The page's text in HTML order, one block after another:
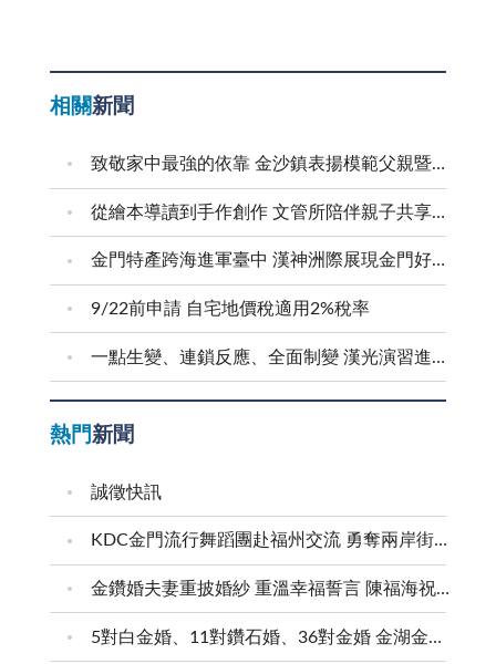
相關新聞
致敬家中最強的依靠 金沙鎮表揚模範父親暨新好爸爸
從繪本導讀到手作創作 文管所陪伴親子共享溫馨時光
金門特產跨海進軍臺中 漢神洲際展現金門好滋味
9/22前申請 自宅地價稅適用2%稅率
一點生變、連鎖反應、全面制變 漢光演習進行防護射擊
熱門新聞
誠徵快訊
KDC金門流行舞蹈團赴福州交流 勇奪兩岸街舞賽三等獎
金鑽婚夫妻重披婚紗 重溫幸福誓言 陳福海祝福牽手半世紀 情深相守成典範
5對白金婚、11對鑽石婚、36對金婚 金湖金沙夫妻共享榮耀時刻 陳福海表揚金鑽婚夫妻 向半世紀相守家庭典範致敬